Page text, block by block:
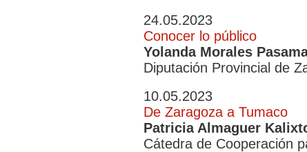
24.05.2023
Conocer lo público
Yolanda Morales
Diputación Provincial de
10.05.2023
De Zaragoza a Tumaco
Patricia Almaguer
Cátedra de Cooperación